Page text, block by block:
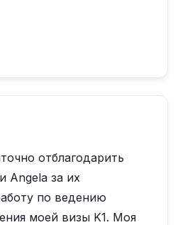
отблагодарить
Angela за их
по ведению
моей визы K1. Моя